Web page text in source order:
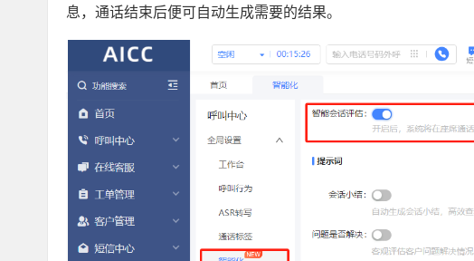
息，通话结束后便可自动生成需要的结果。